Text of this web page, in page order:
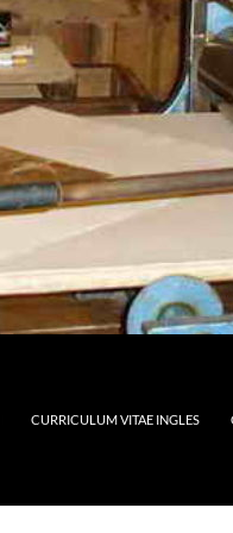
CURRICULUM VITAE INGLES